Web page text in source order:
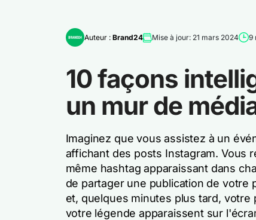
Auteur : Brand24 Mise à jour: 21 mars 2024 9
10 façons
un mur de
Imaginez que vous assistez à un
affichant des posts Instagram. Vous
même hashtag apparaissant dans
de partager une publication de votre
et, quelques minutes plus tard,
votre légende apparaissent sur